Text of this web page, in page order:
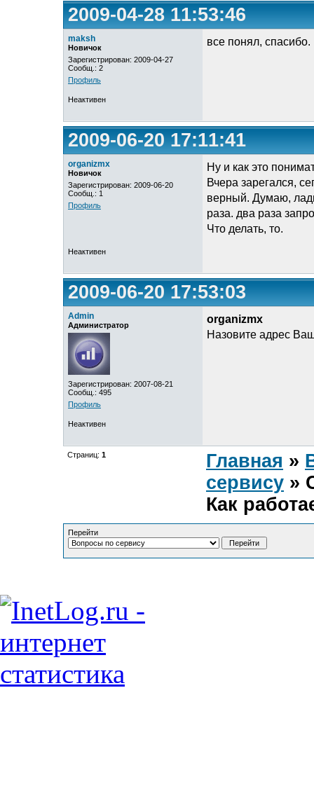
2009-04-28 11:53:46
maksh
Новичок
Зарегистрирован: 2009-04-27
Сообщ.: 2
Профиль
все понял, спасибо.
Неактивен
2009-06-20 17:11:41
organizmx
Новичок
Зарегистрирован: 2009-06-20
Сообщ.: 1
Профиль
Ну и как это
Вчера зарегался,
верный. Думаю,
раза. два раза
Что делать, то.
Неактивен
2009-06-20 17:53:03
Admin
Администратор
Зарегистрирован: 2007-08-21
Сообщ.: 495
Профиль
organizmx
Назовите адрес
Неактивен
Страниц: 1 Главная »
сервису »
Как
Перейти